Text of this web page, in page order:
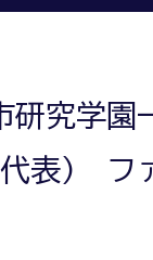
究学園
代表) フ